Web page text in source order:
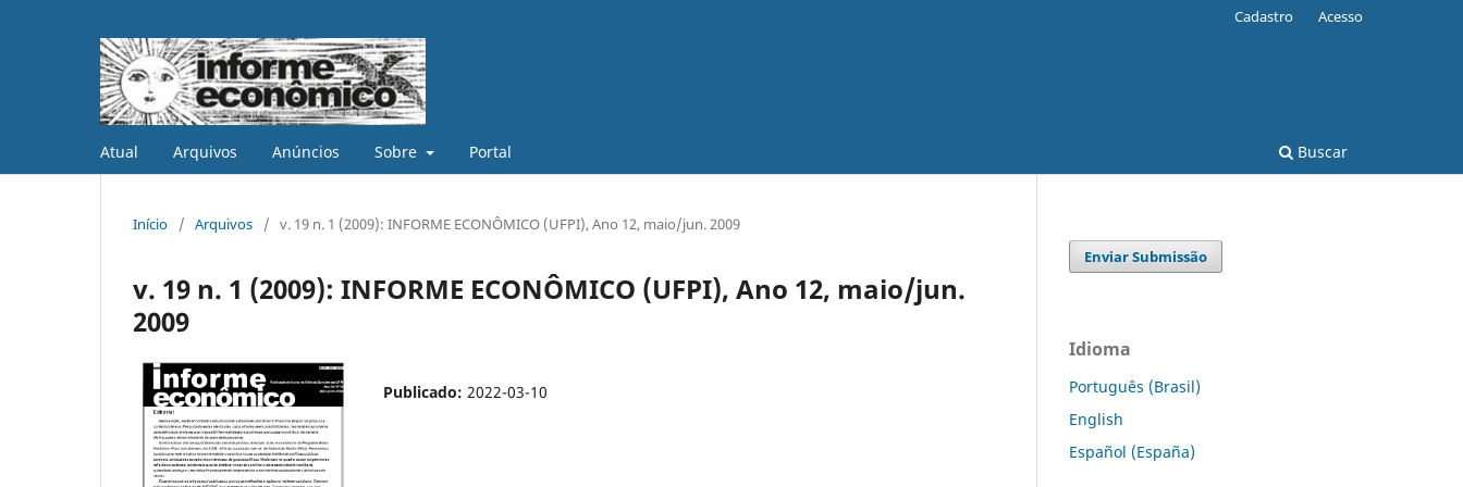
Atual Arquivos Anúncios Sobre Portal Buscar
Cadastro Acesso
Início / Arquivos / v. 19 n. 1 (2009): INFORME ECONÔMICO (UFPI), Ano 12, maio/jun. 2009
v. 19 n. 1 (2009): INFORME ECONÔMICO (UFPI), Ano 12, maio/jun.
2009
Publicado: 2022-03-10
Enviar Submissão
Idioma
Português (Brasil)
English
Español (España)